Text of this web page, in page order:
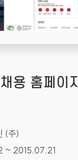
용 홈페이지
(주)
~ 2015.07.21